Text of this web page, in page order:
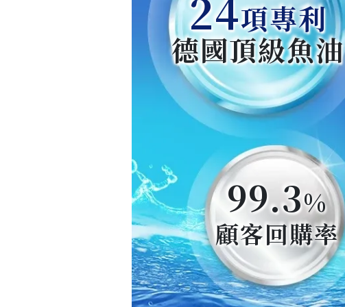
項專利
德國頂級魚油
99.3%
顧客回購率